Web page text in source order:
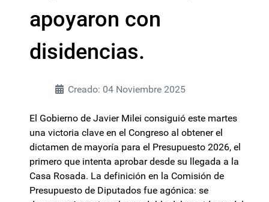
apoyaron con
disidencias.
Creado: 04 Noviembre 2025
El Gobierno de Javier Milei consiguió este martes
una victoria clave en el Congreso al obtener el
dictamen de mayoría para el Presupuesto 2026, el
primero que intenta aprobar desde su llegada a la
Casa Rosada. La definición en la Comisión de
Presupuesto de Diputados fue agónica: se